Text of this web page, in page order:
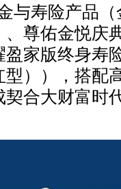
与寿险产品
尊佑金悦庆
盈家版终身寿
）），搭配
合大财富时